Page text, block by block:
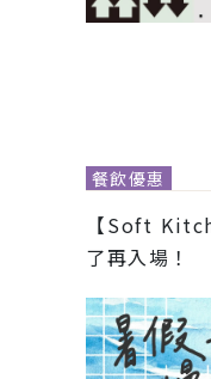
餐飲優惠
【Soft
了再入場！